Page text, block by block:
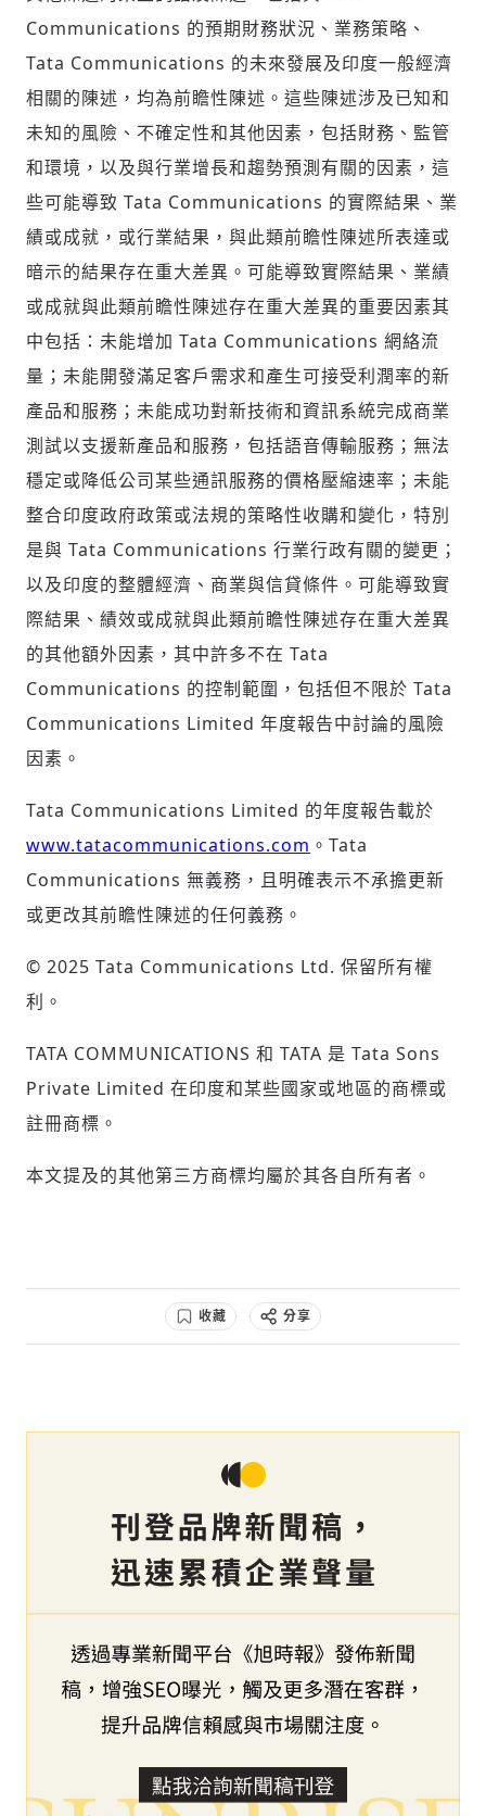
Communications 的預期財務狀況、業務策略、
Tata Communications 的未來發展及印度一般經濟
相關的陳述，均為前瞻性陳述。這些陳述涉及已知和
未知的風險、不確定性和其他因素，包括財務、監管
和環境，以及與行業增長和趨勢預測有關的因素，這
些可能導致 Tata Communications 的實際結果、業
績或成就，或行業結果，與此類前瞻性陳述所表達或
暗示的結果存在重大差異。可能導致實際結果、業績
或成就與此類前瞻性陳述存在重大差異的重要因素其
中包括：未能增加 Tata Communications 網絡流
量；未能開發滿足客戶需求和產生可接受利潤率的新
產品和服務；未能成功對新技術和資訊系統完成商業
測試以支援新產品和服務，包括語音傳輸服務；無法
穩定或降低公司某些通訊服務的價格壓縮速率；未能
整合印度政府政策或法規的策略性收購和變化，特別
是與 Tata Communications 行業行政有關的變更；
以及印度的整體經濟、商業與信貸條件。可能導致實
際結果、績效或成就與此類前瞻性陳述存在重大差異
的其他額外因素，其中許多不在 Tata
Communications 的控制範圍，包括但不限於 Tata
Communications Limited 年度報告中討論的風險
因素。
Tata Communications Limited 的年度報告載於
www.tatacommunications.com 。Tata
Communications 無義務，且明確表示不承擔更新
或更改其前瞻性陳述的任何義務。
© 2025 Tata Communications Ltd. 保留所有權
利。
TATA COMMUNICATIONS 和 TATA 是 Tata Sons
Private Limited 在印度和某些國家或地區的商標或
註冊商標。
本文提及的其他第三方商標均屬於其各自所有者。
收藏 分享